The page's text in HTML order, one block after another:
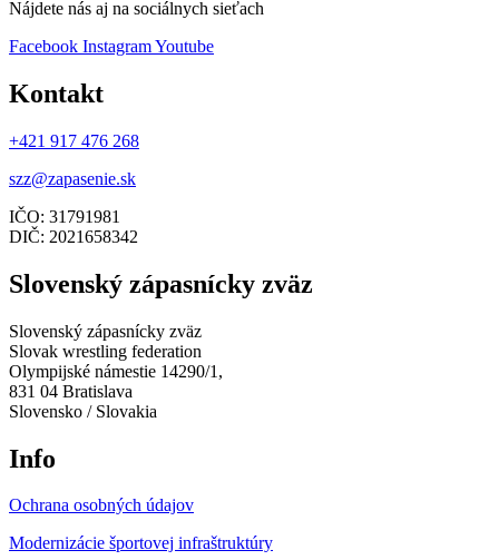
Nájdete nás aj na sociálnych sieťach
Facebook InstagramYoutube
Kontakt
+421 917 476 268
szz@zapasenie.sk
IČO: 31791981
DIČ: 2021658342
Slovenský zápasnícky zväz
Slovenský zápasnícky zväz
Slovak wrestling federation
Olympijské námestie 14290/1,
831 04 Bratislava
Slovensko / Slovakia
Info
Ochrana osobných údajov
Modernizácie športovej infraštruktúry